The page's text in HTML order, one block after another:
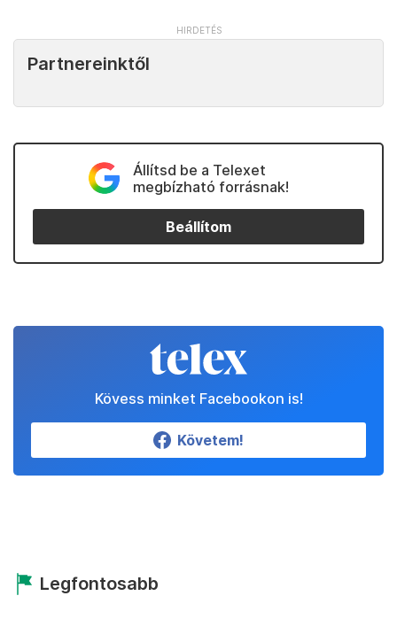
Partnereinktől
Állítsd be a Telexet
megbízható forrásnak!
Beállítom
Kövess minket Facebookon is!
Követem!
Legfontosabb